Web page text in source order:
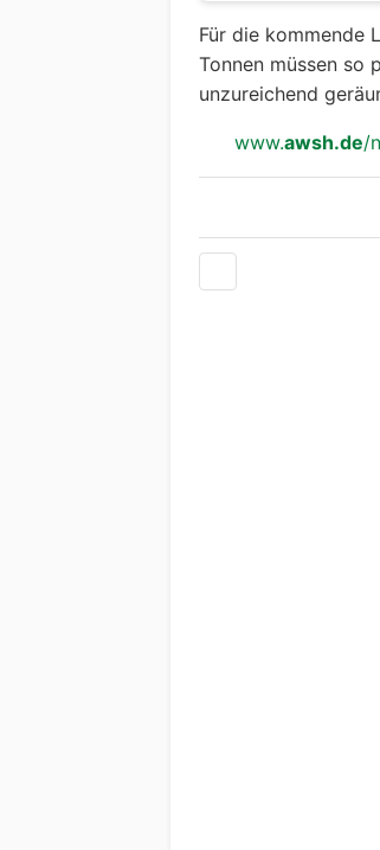
Für die kommende
Tonnen müssen so
unzureichend
www.awsh.de/